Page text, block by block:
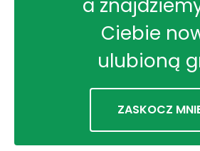
a
Ciebie
ulubioną
ZASKOCZ